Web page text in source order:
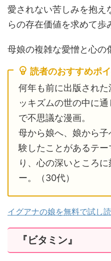
愛されない苦しみを抱え
らの存在価値を求めて歩
母娘の複雑な愛憎と心の
読者のおすすめポ
何年も前に出版され
ッキズムの世の中に
で不思議な漫画。
母から娘へ、娘から
験したことがあるテ
り、心の深いところ
ー。（30代）
イグアナの娘を無料で試し
『ビタミン』